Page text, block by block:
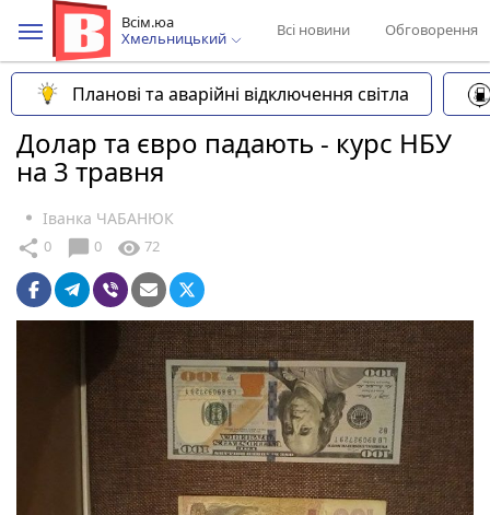
Всім.юа
Хмельницький
Всі новини Обговорення
Планові та аварійні відключення світла
Долар та євро падають - курс НБУ
на 3 травня
Іванка ЧАБАНЮК
share 0 chat_bubble 0 visibility 72